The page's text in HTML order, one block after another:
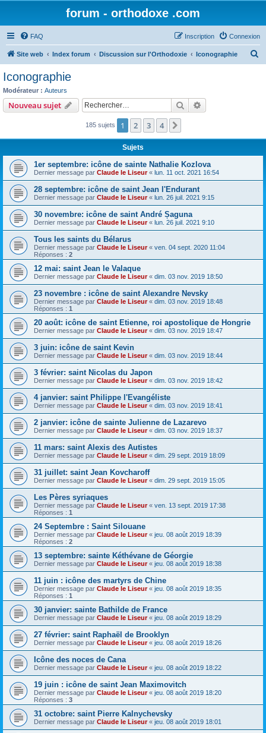
forum - orthodoxe .com
FAQ Connexion
Inscription
Site web Index forum Discussion sur l'Orthodoxie Iconographie
c
r
Iconographie
Modérateur : Auteurs
Nouveau sujet Rechercher
185 sujets 1 2 3 4
Sujets
1er septembre: icône de sainte Nathalie Kozlova
Dernier message par Claude le Liseur« lun. 11 oct. 2021 16:54
28 septembre: icône de saint Jean l'Endurant
Dernier message par Claude le Liseur« lun. 26 juil. 2021 9:15
30 novembre: icône de saint André Șaguna
Dernier message par Claude le Liseur« lun. 26 juil. 2021 9:10
Tous les saints du Bélarus
Dernier message par Claude le Liseur« ven. 04 sept. 2020 11:04
Réponses : 2
12 mai: saint Jean le Valaque
Dernier message par Claude le Liseur« dim. 03 nov. 2019 18:50
23 novembre : icône de saint Alexandre Nevsky
Dernier message par Claude le Liseur« dim. 03 nov. 2019 18:48
Réponses : 1
20 août: icône de saint Etienne, roi apostolique de Hongrie
Dernier message par Claude le Liseur« dim. 03 nov. 2019 18:47
3 juin: icône de saint Kevin
Dernier message par Claude le Liseur« dim. 03 nov. 2019 18:44
3 février: saint Nicolas du Japon
Dernier message par Claude le Liseur« dim. 03 nov. 2019 18:42
4 janvier: saint Philippe l'Evangéliste
Dernier message par Claude le Liseur« dim. 03 nov. 2019 18:41
2 janvier: icône de sainte Julienne de Lazarevo
Dernier message par Claude le Liseur« dim. 03 nov. 2019 18:37
11 mars: saint Alexis des Autistes
Dernier message par Claude le Liseur« dim. 29 sept. 2019 18:09
31 juillet: saint Jean Kovcharoff
Dernier message par Claude le Liseur« dim. 29 sept. 2019 15:05
Les Pères syriaques
Dernier message par Claude le Liseur« ven. 13 sept. 2019 17:38
Réponses : 1
24 Septembre : Saint Silouane
Dernier message par Claude le Liseur« jeu. 08 août 2019 18:39
Réponses : 2
13 septembre: sainte Kéthévane de Géorgie
Dernier message par Claude le Liseur« jeu. 08 août 2019 18:38
11 juin : icône des martyrs de Chine
Dernier message par Claude le Liseur« jeu. 08 août 2019 18:35
Réponses : 1
30 janvier: sainte Bathilde de France
Dernier message par Claude le Liseur« jeu. 08 août 2019 18:29
27 février: saint Raphaël de Brooklyn
Dernier message par Claude le Liseur« jeu. 08 août 2019 18:26
Icône des noces de Cana
Dernier message par Claude le Liseur« jeu. 08 août 2019 18:22
19 juin : icône de saint Jean Maximovitch
Dernier message par Claude le Liseur« jeu. 08 août 2019 18:20
Réponses : 3
31 octobre: saint Pierre Kalnychevsky
Dernier message par Claude le Liseur« jeu. 08 août 2019 18:01